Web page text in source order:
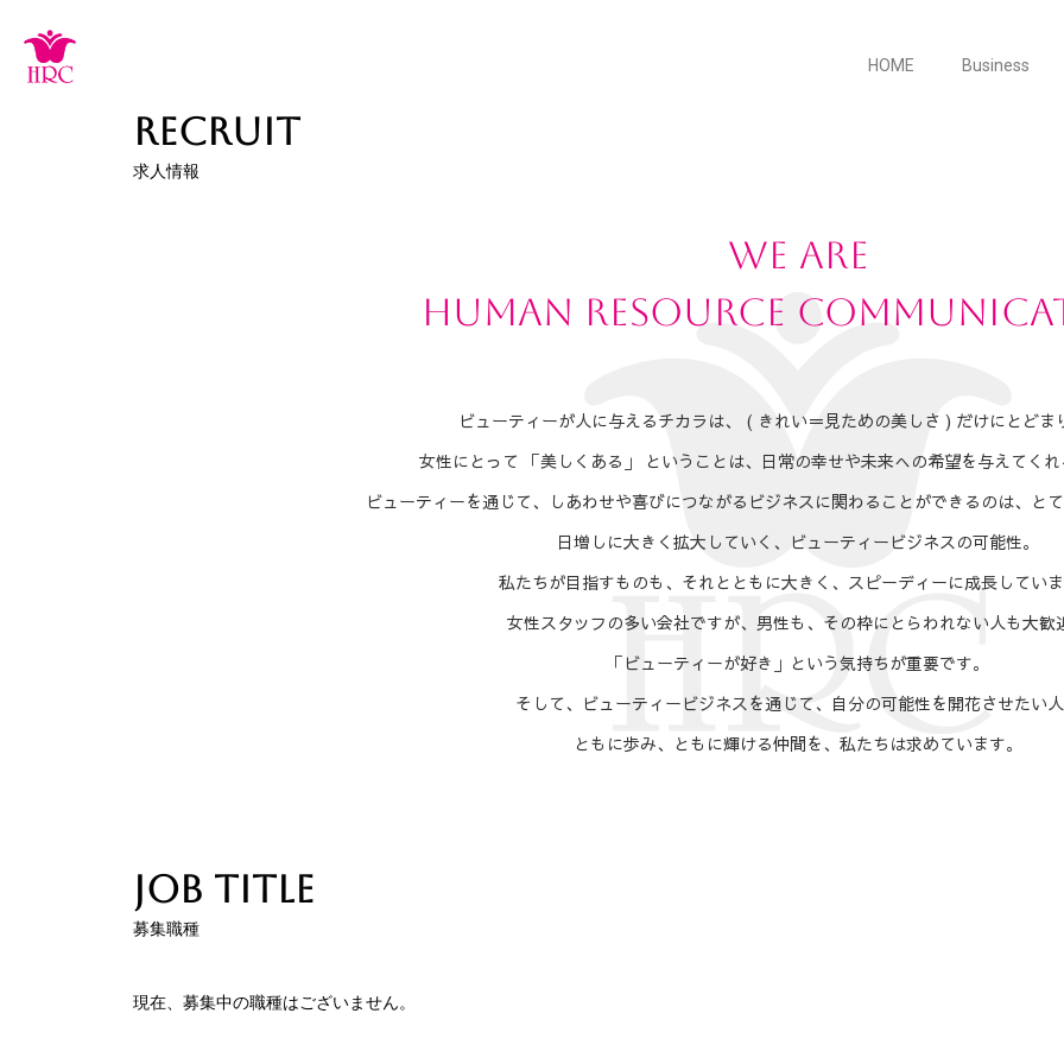
コ
HOME Business
RECRUIT
求人情報
WE ARE
HUMAN RESOURCE
ビューティーが人に与えるチカラは、 ( きれい＝見ための美しさ ) だけにとどま
女性にとって 「美しくある」 ということは、日常の幸せや未来への希望を与えてくれ
ビューティーを通じて、しあわせや喜びにつながるビジネスに関わることができるのは、とて
日増しに大きく拡大していく、ビューティービジネスの可能性。
私たちが目指すものも、それとともに大きく、スピーディーに成長していま
女性スタッフの多い会社ですが、男性も、その枠にとらわれない人も大歓
「ビューティーが好き」という気持ちが重要です。
そして、ビューティービジネスを通じて、自分の可能性を開花させたい人
ともに歩み、ともに輝ける仲間を、私たちは求めています。
JOB TITLE
募集職種
現在、募集中の職種はございません。